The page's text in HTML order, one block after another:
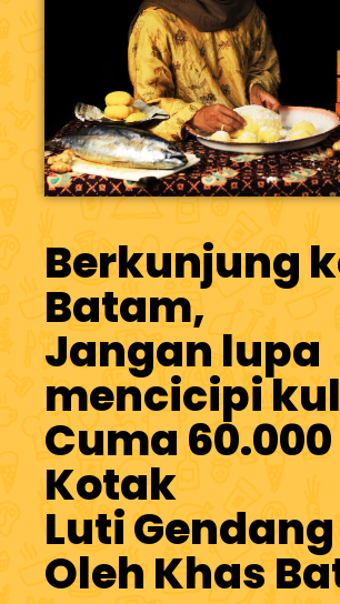
Berkunjung
Batam,
Jangan lupa
mencicipi
Cuma
Kotak
Luti
Oleh Khas